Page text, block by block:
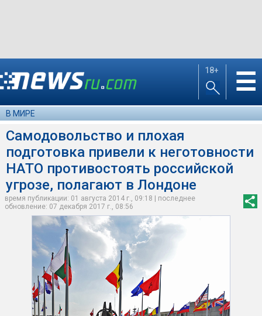
18+ ☰
В МИРЕ
Самодовольство и плохая
подготовка привели к неготовности
НАТО противостоять российской
угрозе, полагают в Лондоне
время публикации: 01 августа 2014 г., 09:18 | последнее
обновление: 07 декабря 2017 г., 08:56